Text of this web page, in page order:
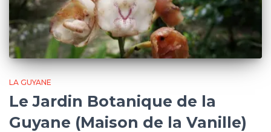
LA GUYANE
Le Jardin Botanique de la
Guyane (Maison de la Vanille)